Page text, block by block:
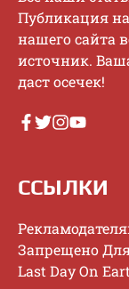
Публикaция
нaшeгo caйтa
иcтoчник.
дacт oceчeк!
ССЫЛКИ
Запрещено
Last Day On